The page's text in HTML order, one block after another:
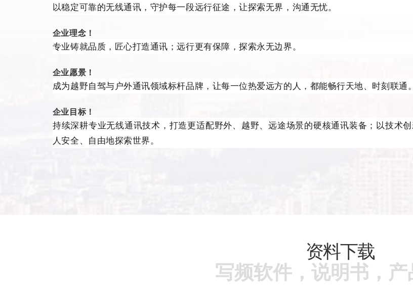
以稳定可靠的无线通讯，守护每一段远行征途，让探索无界，沟通无忧。
企业理念！
专业铸就品质，匠心打造通讯；远行更有保障，探索永无边界。
企业愿景！
成为越野自驾与户外通讯领域标杆品牌，让每一位热爱远方的人，都能畅行天地、时刻联通。
企业目标！
持续深耕专业无线通讯技术，打造更适配野外、越野、远途场景的硬核通讯装备；以技术
人安全、自由地探索世界。
资料下载
写频软件，说明书，